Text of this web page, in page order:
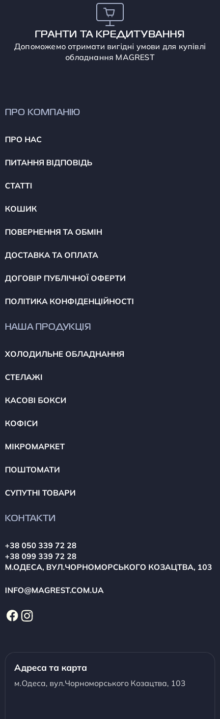
ГРАНТИ ТА КРЕДИТУВАННЯ
Допоможемо отримати вигідні умови для купівлі
обладнання MAGREST
ПРО КОМПАНІЮ
ПРО НАС
ПИТАННЯ ВІДПОВІДЬ
СТАТТІ
КОШИК
ПОВЕРНЕННЯ ТА ОБМІН
ДОСТАВКА ТА ОПЛАТА
ДОГОВІР ПУБЛІЧНОЇ ОФЕРТИ
ПОЛІТИКА КОНФІДЕНЦІЙНОСТІ
НАША ПРОДУКЦІЯ
ХОЛОДИЛЬНЕ ОБЛАДНАННЯ
СТЕЛАЖІ
КАСОВІ БОКСИ
КОФІСИ
МІКРОМАРКЕТ
ПОШТОМАТИ
СУПУТНІ ТОВАРИ
КОНТАКТИ
+38 050 339 72 28
+38 099 339 72 28
М.ОДЕСА, ВУЛ.ЧОРНОМОРСЬКОГО КОЗАЦТВА, 103
INFO@MAGREST.COM.UA
Адреса та карта
м.Одеса, вул.Чорноморського Козацтва, 103